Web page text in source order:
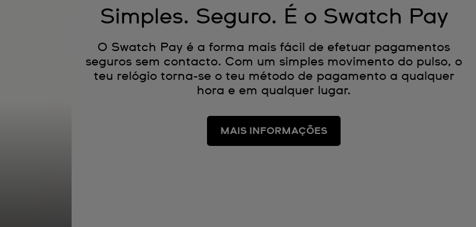
Simples. Seguro. É o Swatch Pay
O Swatch Pay é a forma mais fácil de efetuar pagamentos
seguros sem contacto. Com um simples movimento do pulso, o
teu relógio torna-se o teu método de pagamento a qualquer
hora e em qualquer lugar.
MAIS INFORMAÇÕES